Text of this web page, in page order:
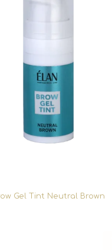
Gel Tint Neutral Brown